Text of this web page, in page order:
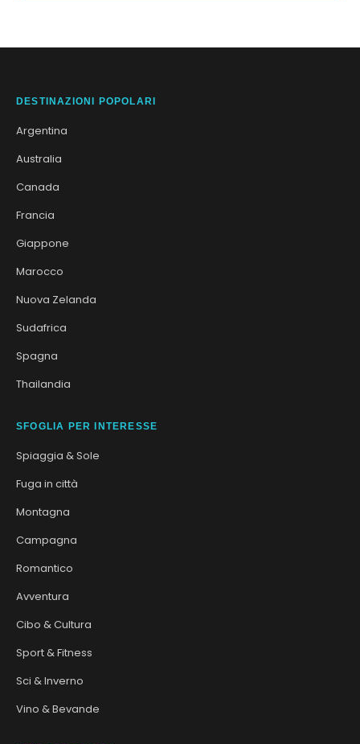
DESTINAZIONI POPOLARI
Argentina
Australia
Canada
Francia
Giappone
Marocco
Nuova Zelanda
Sudafrica
Spagna
Thailandia
SFOGLIA PER INTERESSE
Spiaggia & Sole
Fuga in città
Montagna
Campagna
Romantico
Avventura
Cibo & Cultura
Sport & Fitness
Sci & Inverno
Vino & Bevande